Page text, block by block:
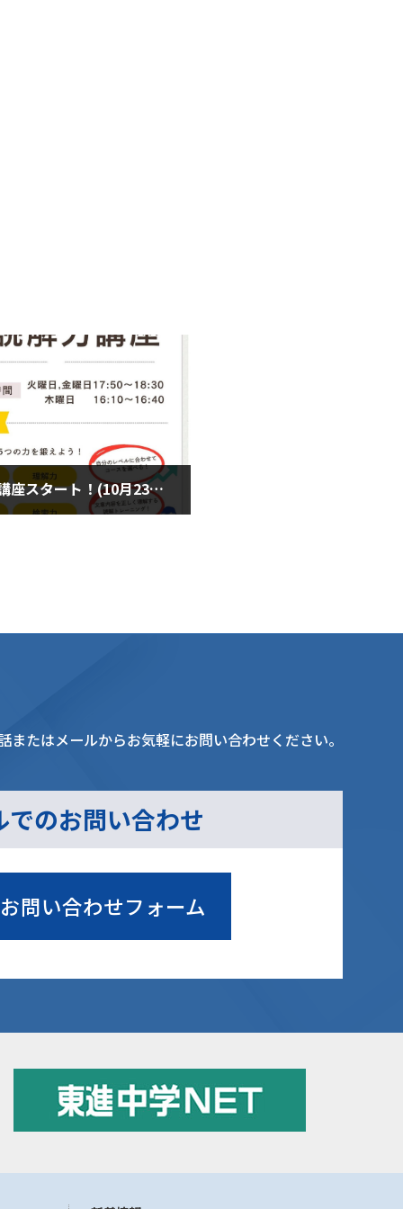
速読解力講座スタート！(10月23日木曜日)
またはメールからお気軽にお問い合わせください。
でのお問い合わせ
お問い合わせフォーム